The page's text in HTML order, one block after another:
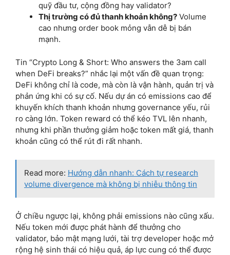
quỹ đầu tư, cộng đồng hay validator?
Thị trường có đủ thanh khoản không? Volume
cao nhưng order book mỏng vẫn dễ bị bán
mạnh.
Tin “Crypto Long & Short: Who answers the 3am call
when DeFi breaks?” nhắc lại một vấn đề quan trọng:
DeFi không chỉ là code, mà còn là vận hành, quản trị và
phản ứng khi có sự cố. Nếu dự án có emissions cao để
khuyến khích thanh khoản nhưng governance yếu, rủi
ro càng lớn. Token reward có thể kéo TVL lên nhanh,
nhưng khi phần thưởng giảm hoặc token mất giá, thanh
khoản cũng có thể rút đi rất nhanh.
Read more: Hướng dẫn nhanh: Cách tự research
volume divergence mà không bị nhiễu thông tin
Ở chiều ngược lại, không phải emissions nào cũng xấu.
Nếu token mới được phát hành để thưởng cho
validator, bảo mật mạng lưới, tài trợ developer hoặc mở
rộng hệ sinh thái có hiệu quả, áp lực cung có thể được